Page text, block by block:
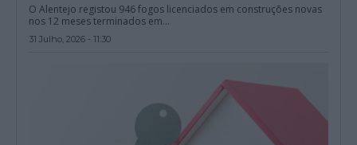
O Alentejo registou 946 fogos licenciados em construções novas
nos 12 meses terminados em...
31 Julho, 2026 - 11:30